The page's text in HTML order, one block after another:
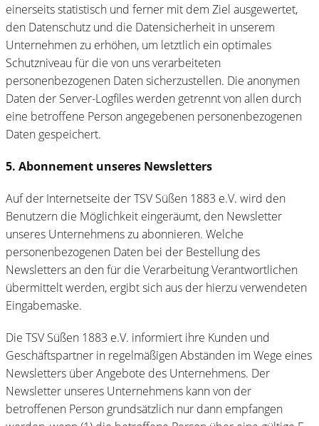
einerseits statistisch und ferner mit dem Ziel ausgewertet,
den Datenschutz und die Datensicherheit in unserem
Unternehmen zu erhöhen, um letztlich ein optimales
Schutzniveau für die von uns verarbeiteten
personenbezogenen Daten sicherzustellen. Die anonymen
Daten der Server-Logfiles werden getrennt von allen durch
eine betroffene Person angegebenen personenbezogenen
Daten gespeichert.
5. Abonnement unseres Newsletters
Auf der Internetseite der TSV Süßen 1883 e.V. wird den
Benutzern die Möglichkeit eingeräumt, den Newsletter
unseres Unternehmens zu abonnieren. Welche
personenbezogenen Daten bei der Bestellung des
Newsletters an den für die Verarbeitung Verantwortlichen
übermittelt werden, ergibt sich aus der hierzu verwendeten
Eingabemaske.
Die TSV Süßen 1883 e.V. informiert ihre Kunden und
Geschäftspartner in regelmäßigen Abständen im Wege eines
Newsletters über Angebote des Unternehmens. Der
Newsletter unseres Unternehmens kann von der
betroffenen Person grundsätzlich nur dann empfangen